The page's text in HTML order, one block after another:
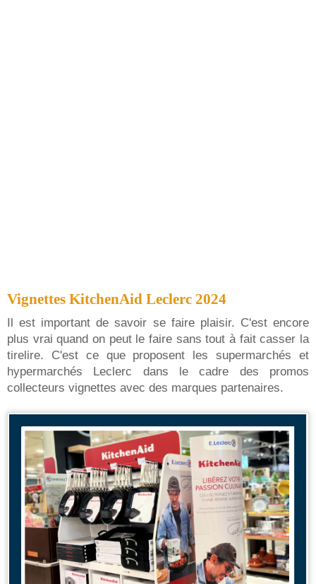
Vignettes KitchenAid Leclerc 2024
Il est important de savoir se faire plaisir. C'est encore
plus vrai quand on peut le faire sans tout à fait casser la
tirelire. C'est ce que proposent les supermarchés et
hypermarchés Leclerc dans le cadre des promos
collecteurs vignettes avec des marques partenaires.